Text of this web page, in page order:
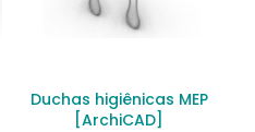
Duchas higiênicas MEP
[ArchiCAD]